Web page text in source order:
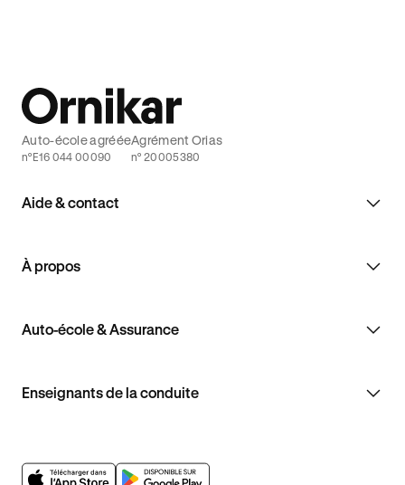
Aide & contact
À propos
Auto-école & Assurance
Enseignants de la conduite
Auto-école agréée
n°E16 044 00090
Agrément Orias
n° 20005380